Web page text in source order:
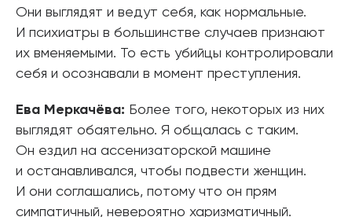
Они выглядят и ведут себя, как нормальные.
И психиатры в большинстве случаев признают
их вменяемыми. То есть убийцы контролировали
себя и осознавали в момент преступления.
Ева Меркачёва: Более того, некоторых из них
выглядят обаятельно. Я общалась с таким.
Он ездил на ассенизаторской машине
и останавливался, чтобы подвести женщин.
И они соглашались, потому что он прям
симпатичный, невероятно харизматичный.